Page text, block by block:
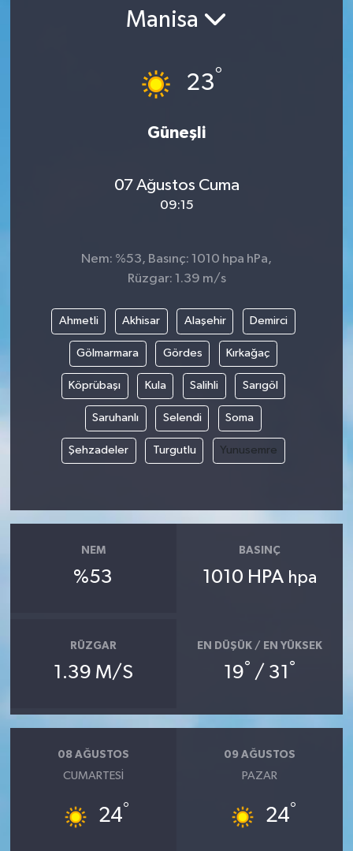
Manisa
23°
Güneşli
07 Ağustos Cuma
09:15
Nem: %53, Basınç: 1010 hpa hPa,
Rüzgar: 1.39 m/s
Ahmetli Akhisar Alaşehir Demirci
Gölmarmara Gördes Kırkağaç
Köprübaşı Kula Salihli Sarıgöl
Saruhanlı Selendi Soma
Şehzadeler Turgutlu Yunusemre
NEM
%53
BASINÇ
1010 HPA hpa
RÜZGAR
1.39 M/S
EN DÜŞÜK / EN YÜKSEK
19° / 31 °
08 AĞUSTOS
CUMARTESI
24°
09 AĞUSTOS
PAZAR
24°